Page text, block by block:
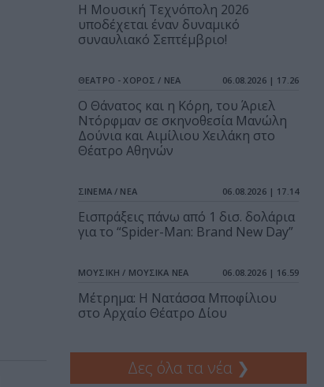
Η Μουσική Τεχνόπολη 2026
υποδέχεται έναν δυναμικό
συναυλιακό Σεπτέμβριο!
ΘΕΑΤΡΟ - ΧΟΡΟΣ / ΝΕΑ 06.08.2026 | 17.26
Ο Θάνατος και η Κόρη, του Άριελ
Ντόρφμαν σε σκηνοθεσία Μανώλη
Δούνια και Αιμίλιου Χειλάκη στο
Θέατρο Αθηνών
ΣΙΝΕΜΑ / ΝΕΑ 06.08.2026 | 17.14
Εισπράξεις πάνω από 1 δισ. δολάρια
για το “Spider-Man: Brand New Day”
ΜΟΥΣΙΚΗ / ΜΟΥΣΙΚΑ ΝΕΑ 06.08.2026 | 16.59
Μέτρημα: Η Νατάσσα Μποφίλιου
στο Αρχαίο Θέατρο Δίου
Δες όλα τα νέα ❯